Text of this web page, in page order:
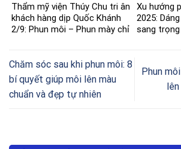
Thẩm mỹ viện Thúy Chu tri ân
khách hàng dịp Quốc Khánh
2/9: Phun môi – Phun mày chỉ
Xu hướng
2025:
sang trọng
Chăm sóc sau khi phun môi: 8
bí quyết giúp môi lên màu
chuẩn và đẹp tự nhiên
Phun